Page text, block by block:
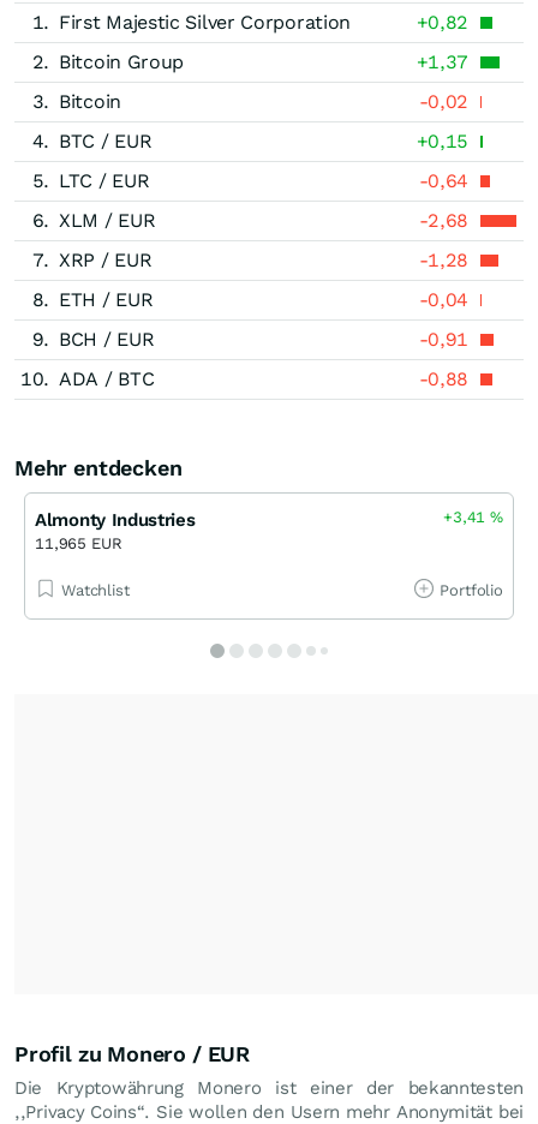
1. First Majestic Silver Corporation
+0,82
2. Bitcoin Group
+1,37
3. Bitcoin
-0,02
4. BTC / EUR
+0,15
5. LTC / EUR
-0,64
6. XLM / EUR
-2,68
7. XRP / EUR
-1,28
8. ETH / EUR
-0,04
9. BCH / EUR
-0,91
10. ADA / BTC -0,88
Mehr entdecken
Almonty Industries
11,965 EUR
+3,41%
Watchlist Portfolio
Profil zu Monero / EUR
Die Kryptowährung Monero ist einer der bekanntesten
,,Privacy Coins“. Sie wollen den Usern mehr Anonymität bei